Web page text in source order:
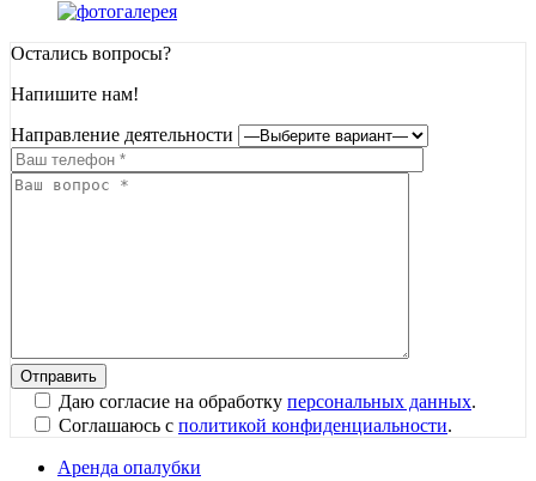
Остались вопросы?
Напишите нам!
Направление деятельности
Даю согласие на обработку персональных данных.
Соглашаюсь с политикой конфиденциальности.
Аренда опалубки